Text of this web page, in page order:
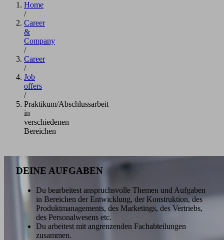
Home
/
Career
&
Company
/
Career
/
Job
offers
/
Praktikum/Abschlussarbeit
in
verschiedenen
Bereichen
DEINE AUFGABEN
Du bearbeitest anspruchsvolle Themen und Aufgaben
in Bereichen der Entwicklung, der Konstruktion, des
Produktmanagements, des Marketings, des Vertriebs,
des Personalwesens etc.
Du arbeitest mit angrenzenden Fachabteilungen
zusammen.